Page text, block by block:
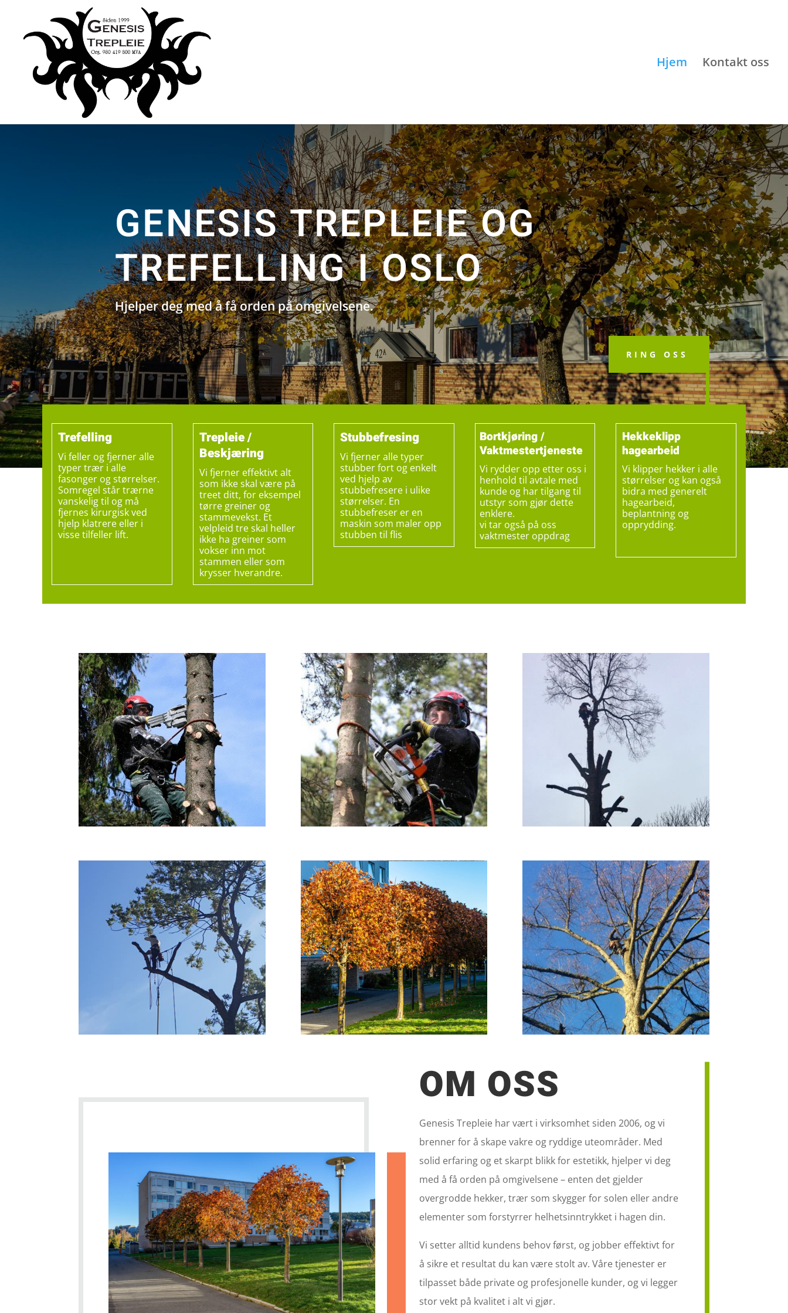
Hjem Kontakt oss
GENESIS TREPLEIE OG
TREFELLING I OSLO
Hjelper deg med å få orden på omgivelsene.
RING OSS
Trefelling
Vi feller og fjerner alle
typer trær i alle
fasonger og størrelser.
Somregel står trærne
vanskelig til og må
fjernes kirurgisk ved
hjelp klatrere eller i
visse tilfeller lift.
Trepleie /
Beskjæring
Vi fjerner effektivt alt
som ikke skal være på
treet ditt, for eksempel
tørre greiner og
stammevekst. Et
velpleid tre skal heller
ikke ha greiner som
vokser inn mot
stammen eller som
krysser hverandre.
Stubbefresing
Vi fjerner alle typer
stubber fort og enkelt
ved hjelp av
stubbefresere i ulike
størrelser. En
stubbefreser er en
maskin som maler opp
stubben til flis
Bortkjøring /
Vaktmestertjeneste
Vi rydder opp etter oss i
henhold til avtale med
kunde og har tilgang til
utstyr som gjør dette
enklere.
vi tar også på oss
vaktmester oppdrag
Hekkeklipp
hagearbeid
Vi klipper hekker i alle
størrelser og kan også
bidra med generelt
hagearbeid,
beplantning og
opprydding.
OM OSS
Genesis Trepleie har vært i virksomhet siden 2006, og vi
brenner for å skape vakre og ryddige uteområder. Med
solid erfaring og et skarpt blikk for estetikk, hjelper vi deg
med å få orden på omgivelsene – enten det gjelder
overgrodde hekker, trær som skygger for solen eller andre
elementer som forstyrrer helhetsinntrykket i hagen din.
Vi setter alltid kundens behov først, og jobber effektivt for
å sikre et resultat du kan være stolt av. Våre tjenester er
tilpasset både private og profesjonelle kunder, og vi legger
stor vekt på kvalitet i alt vi gjør.